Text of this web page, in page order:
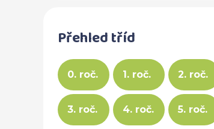
Přehled tříd
0. roč. 1. roč. 2. roč.
3. roč. 4. roč. 5. roč.